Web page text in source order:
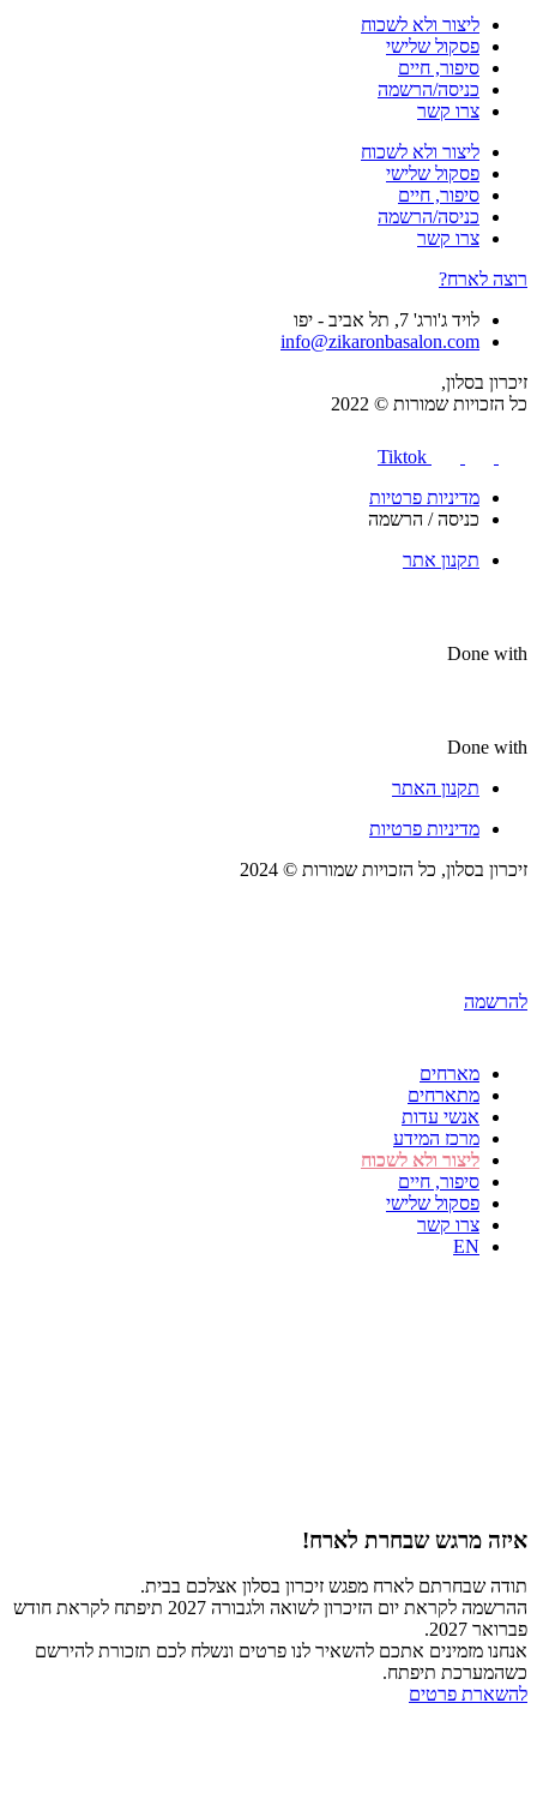
ליצור ולא לשכוח
פסקול שלישי
סיפור, חיים
כניסה/הרשמה
צרו קשר
ליצור ולא לשכוח
פסקול שלישי
סיפור, חיים
כניסה/הרשמה
צרו קשר
רוצה לארח?
לויד ג'ורג' 7, תל אביב - יפו
info@zikaronbasalon.com
זיכרון בסלון,
כל הזכויות שמורות © 2022
Tiktok
מדיניות פרטיות
כניסה / הרשמה
תקנון אתר
Done with
Done with
תקנון האתר
מדיניות פרטיות
זיכרון בסלון, כל הזכויות שמורות © 2024
להרשמה
מארחים
מתארחים
אנשי עדות
מרכז המידע
ליצור ולא לשכוח
סיפור, חיים
פסקול שלישי
צרו קשר
EN
איזה מרגש שבחרת לארח!
תודה שבחרתם לארח מפגש זיכרון בסלון אצלכם בבית.
ההרשמה לקראת יום הזיכרון לשואה ולגבורה 2027 תיפתח לקראת חודש
פברואר 2027.
אנחנו מזמינים אתכם להשאיר לנו פרטים ונשלח לכם תזכורת להירשם
כשהמערכת תיפתח.
להשארת פרטים